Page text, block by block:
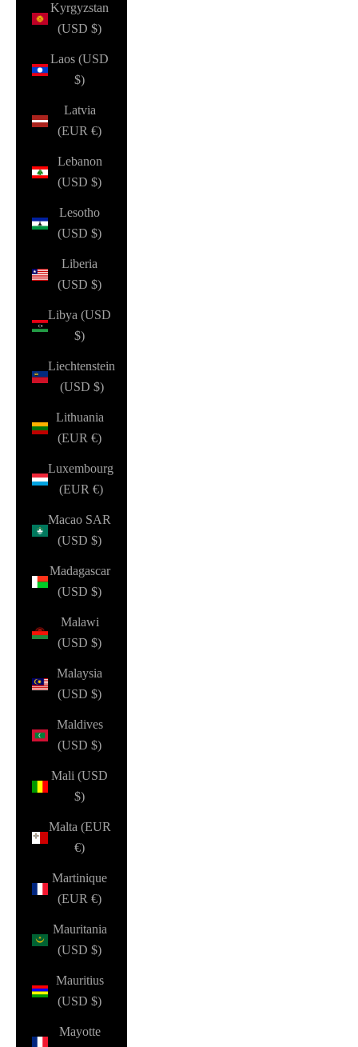
Kyrgyzstan
(USD $)
Laos (USD
$)
Latvia
(EUR €)
Lebanon
(USD $)
Lesotho
(USD $)
Liberia
(USD $)
Libya (USD
$)
Liechtenstein
(USD $)
Lithuania
(EUR €)
Luxembourg
(EUR €)
Macao SAR
(USD $)
Madagascar
(USD $)
Malawi
(USD $)
Malaysia
(USD $)
Maldives
(USD $)
Mali (USD
$)
Malta (EUR
€)
Martinique
(EUR €)
Mauritania
(USD $)
Mauritius
(USD $)
Mayotte